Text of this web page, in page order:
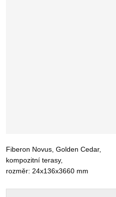
Fiberon Novus, Golden Cedar,
kompozitní terasy,
rozměr: 24x136x3660 mm